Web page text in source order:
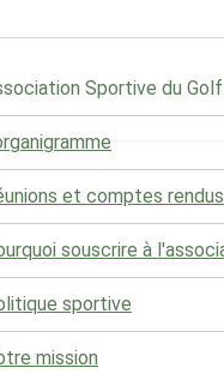
Sportive du Golf
et comptes rendus
souscrire à
sportive
mission